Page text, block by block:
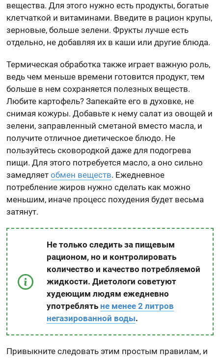
вещества. Для этого нужно есть продукты, богатые
клетчаткой и витаминами. Введите в рацион крупы,
зерновые, больше зелени. Фрукты лучше есть
отдельно, не добавляя их в каши или другие блюда.
Термическая обработка также играет важную роль,
ведь чем меньше времени готовится продукт, тем
больше в нем сохраняется полезных веществ.
Любите картофель? Запекайте его в духовке, не
снимая кожуры. Добавьте к нему салат из овощей и
зелени, заправленный сметаной вместо масла, и
получите отличное диетическое блюдо. Не
пользуйтесь сковородкой даже для подогрева
пищи. Для этого потребуется масло, а оно сильно
замедляетобмен веществ. Ежедневное
потребление жиров нужно сделать как можно
меньшим, иначе процесс похудения будет весьма
затянут.
Не только следить за пищевым
рационом, но и контролировать
количество и качество потребляемой
жидкости. Диетологи советуют
худеющим людям ежедневно
употреблять не менее 2 литров
негазированной воды.
Привыкните следовать этим простым правилам, и